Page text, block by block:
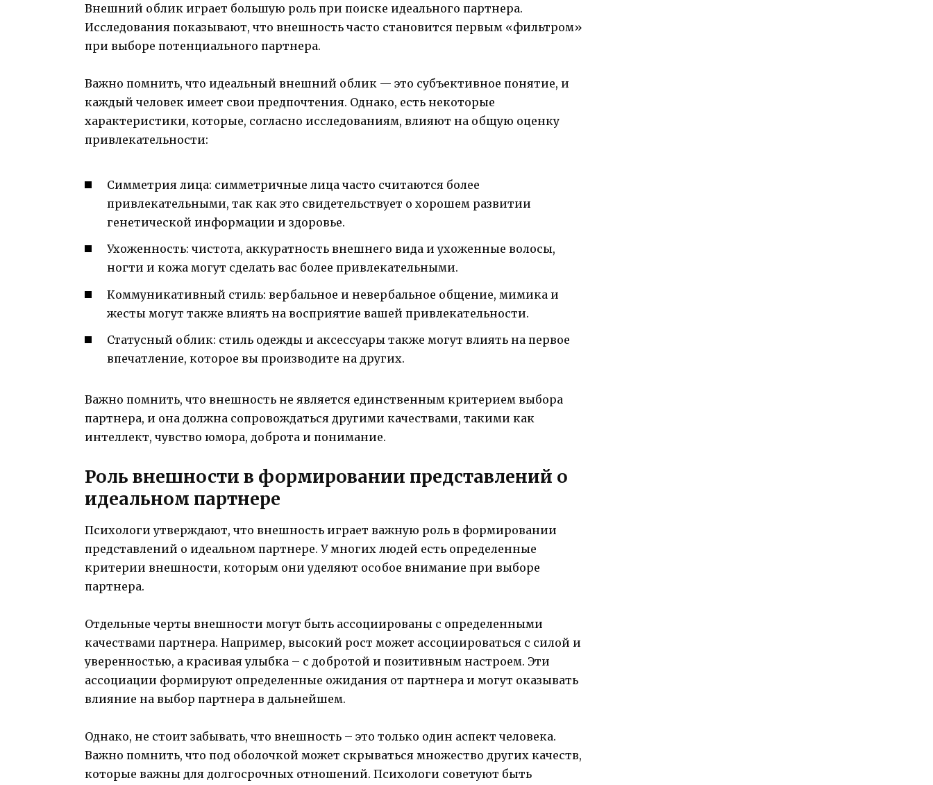
Внешний облик играет большую роль при поиске идеального партнера.
Исследования показывают, что внешность часто становится первым «фильтром»
при выборе потенциального партнера.
Важно помнить, что идеальный внешний облик — это субъективное понятие, и
каждый человек имеет свои предпочтения. Однако, есть некоторые
характеристики, которые, согласно исследованиям, влияют на общую оценку
привлекательности:
Симметрия лица: симметричные лица часто считаются более
привлекательными, так как это свидетельствует о хорошем развитии
генетической информации и здоровье.
Ухоженность: чистота, аккуратность внешнего вида и ухоженные волосы,
ногти и кожа могут сделать вас более привлекательными.
Коммуникативный стиль: вербальное и невербальное общение, мимика и
жесты могут также влиять на восприятие вашей привлекательности.
Статусный облик: стиль одежды и аксессуары также могут влиять на первое
впечатление, которое вы производите на других.
Важно помнить, что внешность не является единственным критерием выбора
партнера, и она должна сопровождаться другими качествами, такими как
интеллект, чувство юмора, доброта и понимание.
Роль внешности в формировании представлений о
идеальном партнере
Психологи утверждают, что внешность играет важную роль в формировании
представлений о идеальном партнере. У многих людей есть определенные
критерии внешности, которым они уделяют особое внимание при выборе
партнера.
Отдельные черты внешности могут быть ассоциированы с определенными
качествами партнера. Например, высокий рост может ассоциироваться с силой и
уверенностью, а красивая улыбка – с добротой и позитивным настроем. Эти
ассоциации формируют определенные ожидания от партнера и могут оказывать
влияние на выбор партнера в дальнейшем.
Однако, не стоит забывать, что внешность – это только один аспект человека.
Важно помнить, что под оболочкой может скрываться множество других качеств,
которые важны для долгосрочных отношений. Психологи советуют быть